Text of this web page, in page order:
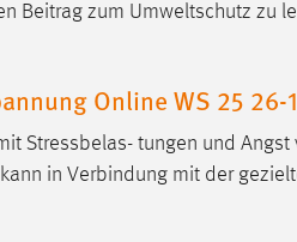
Beitrag zum Umweltschutz zu
Online WS 25 26-1
Stressbelas- tungen und
in Verbindung mit der
chat-frame-
=
= 3